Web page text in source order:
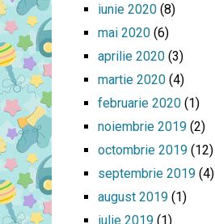
iunie 2020(8)
mai 2020(6)
aprilie 2020(3)
martie 2020(4)
februarie 2020(1)
noiembrie 2019(2)
octombrie 2019(12)
septembrie 2019(4)
august 2019(1)
iulie 2019(1)